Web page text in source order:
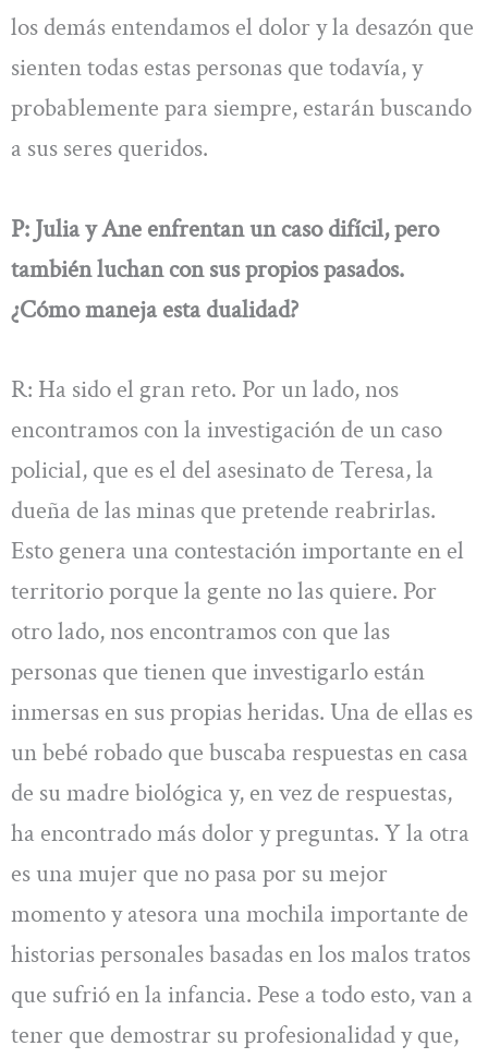
los demás entendamos el dolor y la desazón que
sienten todas estas personas que todavía, y
probablemente para siempre, estarán buscando
a sus seres queridos.
P: Julia y Ane enfrentan un caso difícil, pero
también luchan con sus propios pasados.
¿Cómo maneja esta dualidad?
R: Ha sido el gran reto. Por un lado, nos
encontramos con la investigación de un caso
policial, que es el del asesinato de Teresa, la
dueña de las minas que pretende reabrirlas.
Esto genera una contestación importante en el
territorio porque la gente no las quiere. Por
otro lado, nos encontramos con que las
personas que tienen que investigarlo están
inmersas en sus propias heridas. Una de ellas es
un bebé robado que buscaba respuestas en casa
de su madre biológica y, en vez de respuestas,
ha encontrado más dolor y preguntas. Y la otra
es una mujer que no pasa por su mejor
momento y atesora una mochila importante de
historias personales basadas en los malos tratos
que sufrió en la infancia. Pese a todo esto, van a
tener que demostrar su profesionalidad y que,